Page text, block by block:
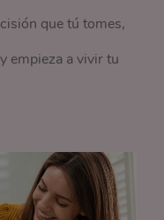
que tú tomes,
empieza a vivir tu